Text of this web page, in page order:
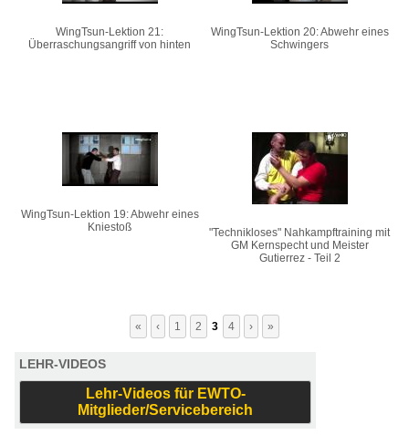
WingTsun-Lektion 21:
Überraschungsangriff von hinten
WingTsun-Lektion 20: Abwehr eines
Schwingers
WingTsun-Lektion 19: Abwehr eines
Kniestoß
"Technikloses" Nahkampftraining mit
GM Kernspecht und Meister
Gutierrez - Teil 2
« ‹ 1 2 3 4 › »
LEHR-VIDEOS
Lehr-Videos für EWTO-
Mitglieder/Servicebereich